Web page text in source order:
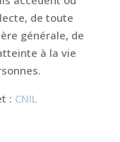
de toute
générale, de
à la vie
: CNIL